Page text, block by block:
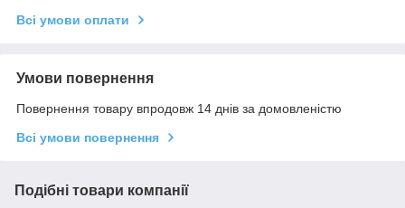
Всі умови оплати
Умови повернення
Повернення товару впродовж 14 днів за домовленістю
Всі умови повернення
Подібні товари компанії